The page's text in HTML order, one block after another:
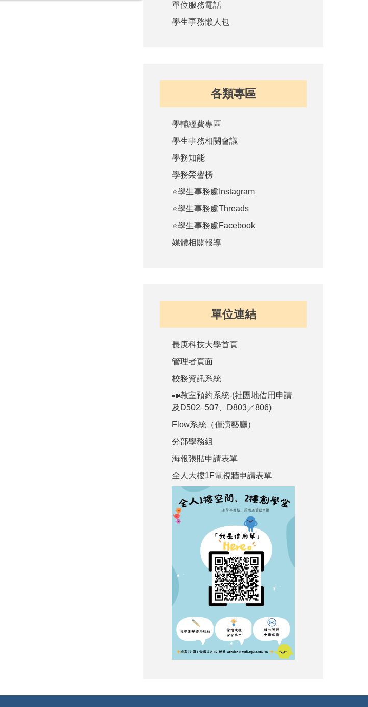
單位服務電話
學生事務懶人包
各類專區
學輔經費專區
學生事務相關會議
學務知能
學務榮譽榜
⭐學生事務處Instagram
⭐學生事務處Threads
⭐學生事務處Facebook
媒體相關報導
單位連結
長庚科技大學首頁
管理者頁面
校務資訊系統
📣教室預約系統-(社團地借用申請
及D502–507、D803／806)
Flow系統（僅演藝廳）
分部學務組
海報張貼申請表單
全人大樓1F電視牆申請表單